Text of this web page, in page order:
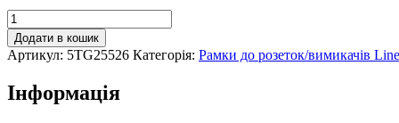
Рамка
2-
на
універсальна
SIEMENS
LINE
Додати в кошик
Артикул: 5TG25526 Категорія: Рамки до розеток/вимикачів Line
Інформація